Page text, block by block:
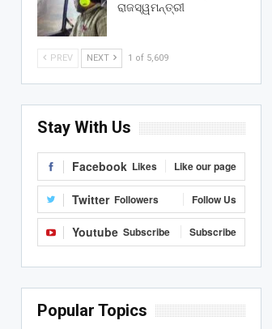
ରାଜସ୍ୱମନ୍ତ୍ରୀ
PREV NEXT 1 of 5,609
Stay With Us
Facebook Likes Like our page
Twitter Followers Follow Us
Youtube Subscribe Subscribe
Popular Topics